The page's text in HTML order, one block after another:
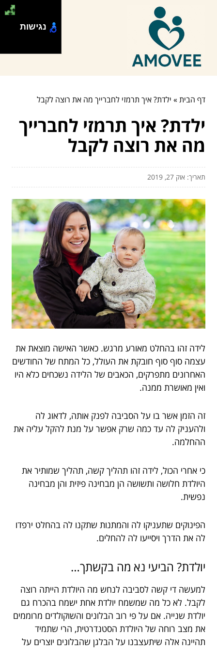
דף הבית» ילדת? איך תרמזי לחברייך מה את רוצה לקבל
ילדת? איך תרמזי לחברייך
מה את רוצה לקבל
תאריך: אוק 27, 2019
לידה זהו בהחלט מאורע מרגש. כאשר האישה מוצאת את
עצמה סוף סוף חובקת את העולל, כל המתח של החודשים
האחרונים מתפרקים, הכאבים של הלידה נשכחים כלא היו
ואין מאושרת ממנה.
זה הזמן אשר בו על הסביבה לפנק אותה, לדאוג לה
ולהעניק לה עד כמה שרק אפשר על מנת להקל עליה את
ההחלמה.
כי אחרי הכול, לידה זהו תהליך קשה, תהליך שמותיר את
היולדת חלושה ותשושה הן מבחינה פיזית והן מבחינה
נפשית.
הפינוקים שתעניקו לה והמתנות שתקנו לה בהחלט ירפדו
לה את הדרך ויסייעו לה להחלים.
יולדת? הביעי נא מה בקשתך…
למעשה די קשה לסביבה לנחש מה היולדת הייתה רוצה
לקבל. לא כל מה שמשמח יולדת אחת ישמח בהכרח גם
יולדת שנייה. אם על פי רוב הבלונים והשוקולדים מרוממים
את מצב רוחה של היולדת הסטנדרטית, הרי שתמיד
תהיינה אלה שיתעצבנו על הבלגן שהבלונים יוצרים על
נגישות